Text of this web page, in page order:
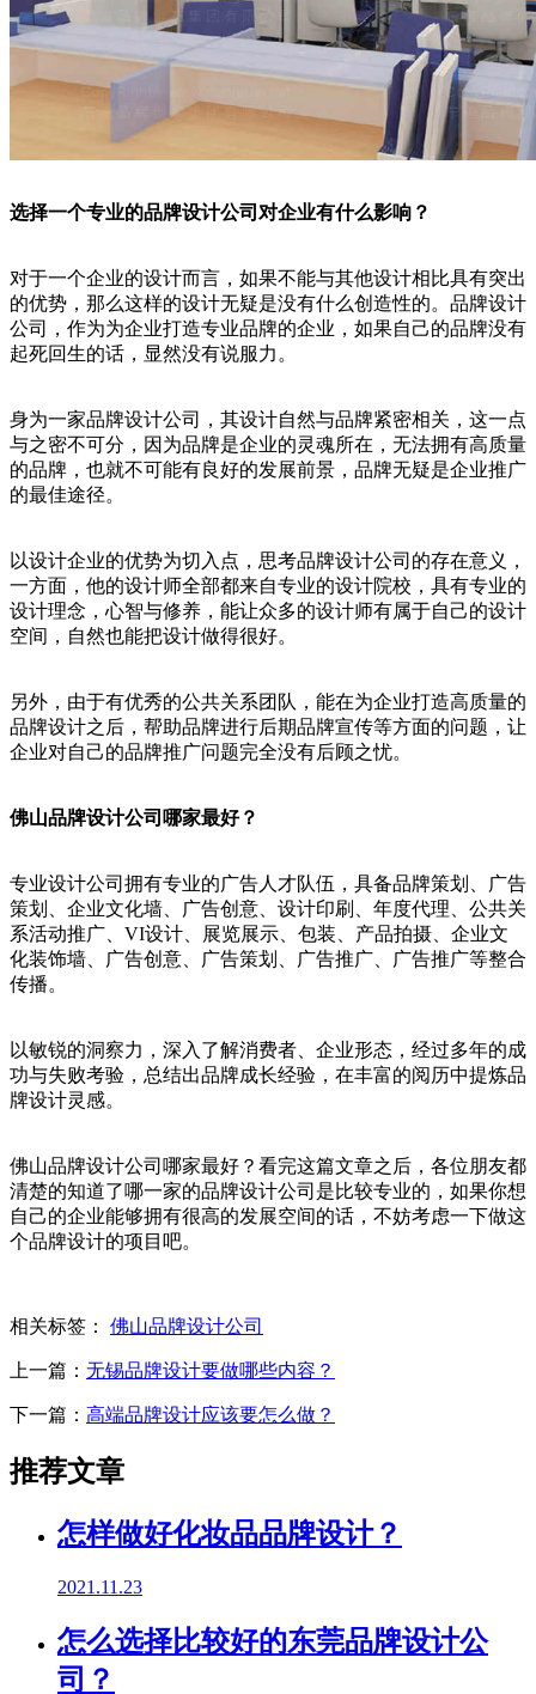
选择一个专业的品牌设计公司对企业有什么影响？
对于一个企业的设计而言，如果不能与其他设计相比具有突出
的优势，那么这样的设计无疑是没有什么创造性的。品牌设计
公司，作为为企业打造专业品牌的企业，如果自己的品牌没有
起死回生的话，显然没有说服力。
身为一家品牌设计公司，其设计自然与品牌紧密相关，这一点
与之密不可分，因为品牌是企业的灵魂所在，无法拥有高质量
的品牌，也就不可能有良好的发展前景，品牌无疑是企业推广
的最佳途径。
以设计企业的优势为切入点，思考品牌设计公司的存在意义，
一方面，他的设计师全部都来自专业的设计院校，具有专业的
设计理念，心智与修养，能让众多的设计师有属于自己的设计
空间，自然也能把设计做得很好。
另外，由于有优秀的公共关系团队，能在为企业打造高质量的
品牌设计之后，帮助品牌进行后期品牌宣传等方面的问题，让
企业对自己的品牌推广问题完全没有后顾之忧。
佛山品牌设计公司哪家最好？
专业设计公司拥有专业的广告人才队伍，具备品牌策划、广告
策划、企业文化墙、广告创意、设计印刷、年度代理、公共关
系活动推广、VI设计、展览展示、包装、产品拍摄、企业文
化装饰墙、广告创意、广告策划、广告推广、广告推广等整合
传播。
以敏锐的洞察力，深入了解消费者、企业形态，经过多年的成
功与失败考验，总结出品牌成长经验，在丰富的阅历中提炼品
牌设计灵感。
佛山品牌设计公司哪家最好？看完这篇文章之后，各位朋友都
清楚的知道了哪一家的品牌设计公司是比较专业的，如果你想
自己的企业能够拥有很高的发展空间的话，不妨考虑一下做这
个品牌设计的项目吧。
相关标签： 佛山品牌设计公司
上一篇： 无锡品牌设计要做哪些内容？
下一篇： 高端品牌设计应该要怎么做？
推荐文章
怎样做好化妆品品牌设计？
2021.11.23
怎么选择比较好的东莞品牌设计公
司？